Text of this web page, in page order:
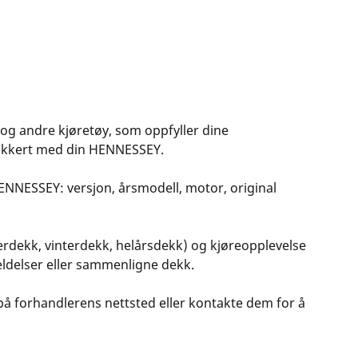
andre kjøretøy, som oppfyller dine
med din HENNESSEY.
versjon, årsmodell, motor, original
vinterdekk, helårsdekk) og kjøreopplevelse
eller sammenligne dekk.
forhandlerens nettsted eller kontakte dem for å